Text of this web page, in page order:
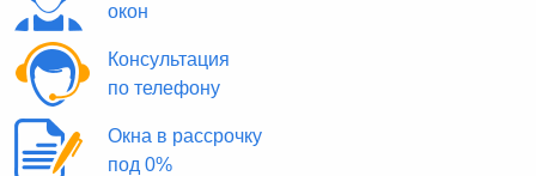
окон
Консультация
по телефону
Окна в рассрочку
под 0%